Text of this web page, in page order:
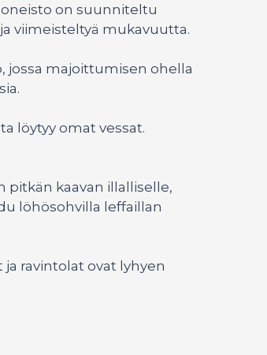
on suunniteltu
viimeisteltyä mukavuutta.
jossa majoittumisen ohella
löytyy omat vessat.
pitkän kaavan illalliselle,
löhösohvilla leffaillan
ravintolat ovat lyhyen